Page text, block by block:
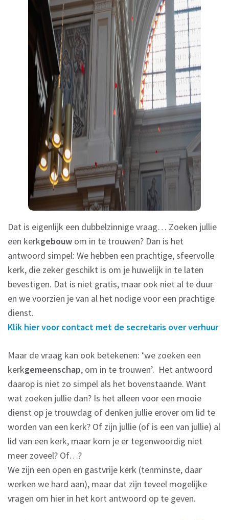
Dat is eigenlijk een dubbelzinnige vraag… Zoeken jullie
een kerkgebouw om in te trouwen? Dan is het
antwoord simpel: We hebben een prachtige, sfeervolle
kerk, die zeker geschikt is om je huwelijk in te laten
bevestigen. Dat is niet gratis, maar ook niet al te duur
en we voorzien je van al het nodige voor een prachtige
dienst.
Klik hier voor contact met de secretaris over verhuur
Maar de vraag kan ook betekenen: ‘we zoeken een
kerkgemeenschap, om in te trouwen’. Het antwoord
daarop is niet zo simpel als het bovenstaande. Want
wat zoeken jullie dan? Is het alleen voor een mooie
dienst op je trouwdag of denken jullie erover om lid te
worden van een kerk? Of zijn jullie (of is een van jullie) al
lid van een kerk, maar kom je er tegenwoordig niet
meer zoveel? Of…?
We zijn een open en gastvrije kerk (tenminste, daar
werken we hard aan), maar dat zijn teveel mogelijke
vragen om hier in het kort antwoord op te geven.